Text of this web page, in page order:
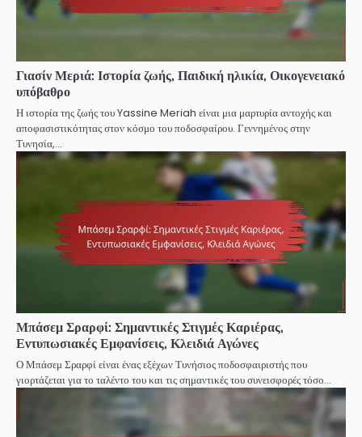
Γιασίν Μεριά: Ιστορία ζωής, Παιδική ηλικία, Οικογενειακό
υπόβαθρο
Η ιστορία της ζωής του Yassine Meriah είναι μια μαρτυρία αντοχής και
αποφασιστικότητας στον κόσμο του ποδοσφαίρου. Γεννημένος στην
Τυνησία,…
Μπάσεμ Σραρφί: Σημαντικές Στιγμές Καριέρας,
Εντυπωσιακές Εμφανίσεις, Κλειδιά Αγώνες
Ο Μπάσεμ Σραρφί είναι ένας εξέχων Τυνήσιος ποδοσφαιριστής που
γιορτάζεται για το ταλέντο του και τις σημαντικές του συνεισφορές τόσο…